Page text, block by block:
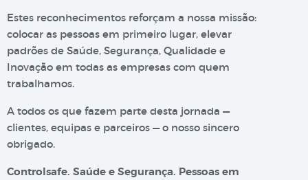
Estes reconhecimentos reforçam a nossa missão:
colocar as pessoas em primeiro lugar, elevar
padrões de Saúde, Segurança, Qualidade e
Inovação em todas as empresas com quem
trabalhamos.
A todos os que fazem parte desta jornada —
clientes, equipas e parceiros — o nosso sincero
obrigado.
Controlsafe. Saúde e Segurança. Pessoas em